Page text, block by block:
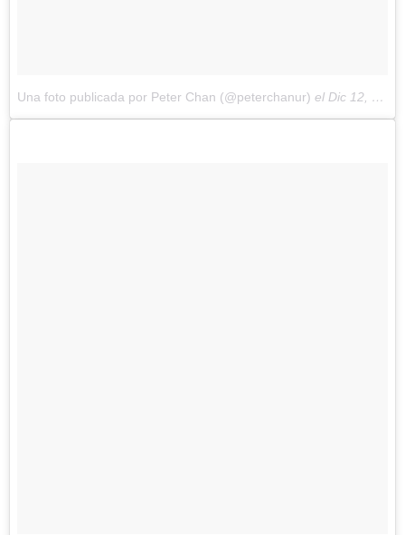
Una foto publicada por Peter Chan (@peterchanur) el Dic 12, 2014 at 2:03 PST